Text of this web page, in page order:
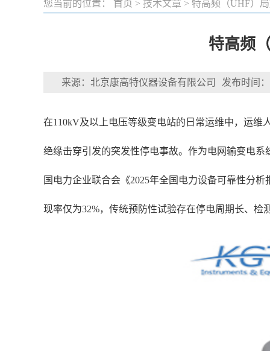
您当前的位置： 首页 > 技术文章 > 特高频（UHF）
特高频
来源：北京康高特仪器设备有限公司 发布时间：
在110kV及以上电压等级变电站的日常运维中，运
绝缘击穿引发的突发性停电事故。作为电网输变电
国电力企业联合会《2025年全国电力设备可靠性分
现率仅为32%，传统预防性试验存在停电周期长、